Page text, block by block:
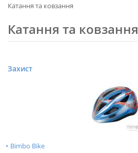
Катання та ковзання
Катання та ковзання
Захист
Bimbo Bike